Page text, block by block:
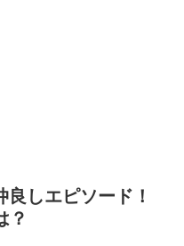
しエピソード！
？